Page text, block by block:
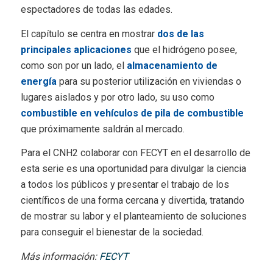
espectadores de todas las edades.
El capítulo se centra en mostrar dos de las
principales aplicaciones que el hidrógeno posee,
como son por un lado, el almacenamiento de
energía para su posterior utilización en viviendas o
lugares aislados y por otro lado, su uso como
combustible en vehículos de pila de combustible
que próximamente saldrán al mercado.
Para el CNH2 colaborar con FECYT en el desarrollo de
esta serie es una oportunidad para divulgar la ciencia
a todos los públicos y presentar el trabajo de los
científicos de una forma cercana y divertida, tratando
de mostrar su labor y el planteamiento de soluciones
para conseguir el bienestar de la sociedad.
Más información: FECYT